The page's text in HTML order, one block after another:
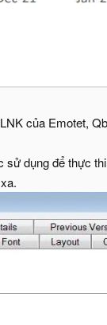
của Emotet,
dụng để thực